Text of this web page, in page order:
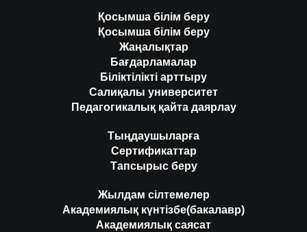
Қосымша білім беру
Қосымша білім беру
Жаңалықтар
Бағдарламалар
Біліктілікті арттыру
Салиқалы университет
Педагогикалық қайта даярлау
Тыңдаушыларға
Сертификаттар
Тапсырыс беру
Жылдам сілтемелер
Академиялық күнтізбе(бакалавр)
Академиялық саясат